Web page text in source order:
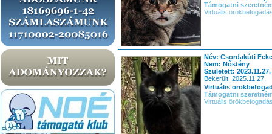
Támogatni
Virtuális
Név: Csordakúti
Nem: Nőstény
Született: 2023.11.27.
Bekerült: 2025.11.27.
Virtuális
Támogatni
Virtuális